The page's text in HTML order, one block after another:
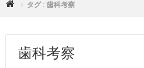
タグ : 歯科考察
歯科考察